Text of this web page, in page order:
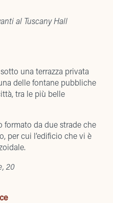
al Tuscany Hall
una terrazza privata
delle fontane pubbliche
tra le più belle
da due strade che
per cui l’edificio che vi è
20